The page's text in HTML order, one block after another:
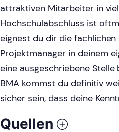
attraktiven Mitarbeiter in
Hochschulabschluss ist
eignest du dir die fachlichen
Projektmanager in deinem
eine ausgeschriebene
BMA kommst du definitiv
sicher sein, dass deine
Quellen